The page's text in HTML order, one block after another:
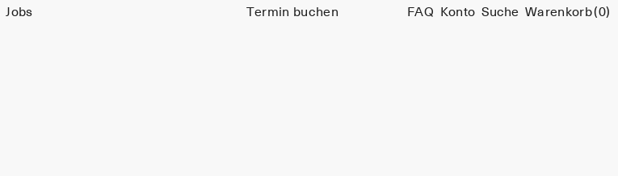
Jobs Termin buchen FAQ Konto Suche Warenkorb(0)